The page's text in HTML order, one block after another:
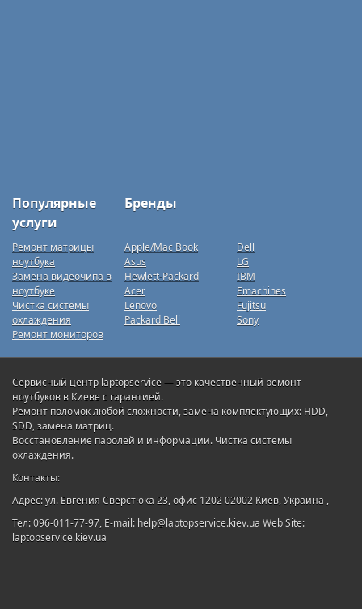
Популярные
услуги
Бренды
Ремонт матрицы
ноутбука
Замена видеочипа в
ноутбуке
Чистка системы
охлаждения
Ремонт мониторов
Apple/Mac Book
Asus
Hewlett-Packard
Acer
Lenovo
Packard Bell
Dell
LG
IBM
Emachines
Fujitsu
Sony
Сервисный центр laptopservice — это качественный ремонт
ноутбуков в Киеве с гарантией.
Ремонт поломок любой сложности, замена комплектующих: HDD,
SDD, замена матриц.
Восстановление паролей и информации. Чистка системы
охлаждения.
Контакты:
Адрес: ул. Евгения Сверстюка 23, офис 1202 02002 Киев, Украина ,
Тел: 096-011-77-97, E-mail: help@laptopservice.kiev.ua Web Site:
laptopservice.kiev.ua